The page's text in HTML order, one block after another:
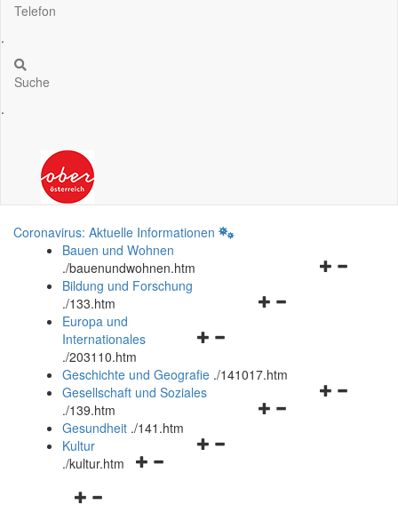
Telefon
.
Suche
.
Coronavirus: Aktuelle Informationen
Bauen und Wohnen
./bauenundwohnen.htm
Navigationsmenü
Bildung und Forschung
./133.htm
Navigationsmenü
und
schließen
Europa und
Internationales
./203110.htm
Geschichte und Geografie ./141017.htm
Navigationsmenü
Gesellschaft und Soziales
./139.htm
Navigationsmenü
Gesundheit ./141.htm
Navigationsmenü
Kultur
./kultur.htm
Navigationsmenü